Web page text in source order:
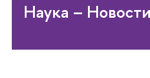
Наука – Новости